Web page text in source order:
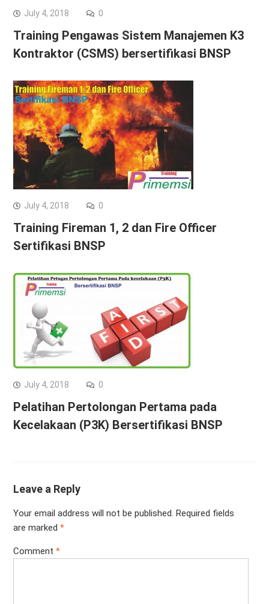
July 4, 2018 0
Training Pengawas Sistem Manajemen K3
Kontraktor (CSMS) bersertifikasi BNSP
July 4, 2018 0
Training Fireman 1, 2 dan Fire Officer
Sertifikasi BNSP
July 4, 2018 0
Pelatihan Pertolongan Pertama pada
Kecelakaan (P3K) Bersertifikasi BNSP
Leave a Reply
Your email address will not be published. Required fields
are marked *
Comment *